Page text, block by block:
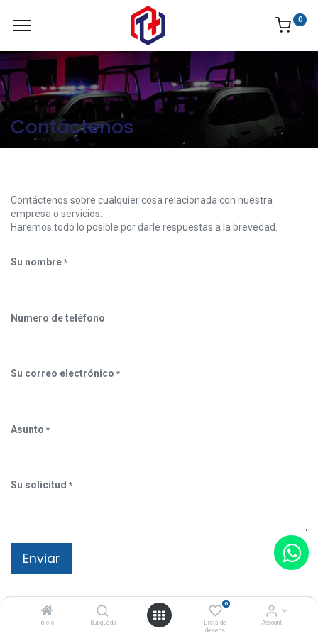
Inicio Búsqueda
0
Lista de
deseos
Account
0
Contáctenos
Contáctenos sobre cualquier cosa relacionada con nuestra
empresa o servicios.
Haremos todo lo posible por darle respuestas a la brevedad.
Su nombre *
Número de teléfono
Su correo electrónico *
Asunto *
Su solicitud *
Enviar
Mi empresa
Miguel Alemán #38 Colonia el Potrero Atizapán de